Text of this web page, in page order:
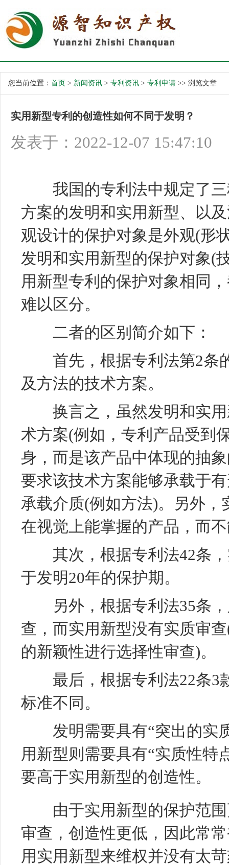
您当前位置： 首页 > 新闻资讯 > 专利资讯 > 专利申请 >> 浏览文章
实用新型专利的创造性如何不同于发明？
发表于：2022-12-07 15:47:10
我国的专利法中规定了三
方案的发明和实用新型、以
观设计的保护对象是外观(形
发明和实用新型的保护对象(
用新型专利 的保护对象相同
难以区分。
二者的区别简介如下：
首先，根据专利法第2条
及方法的技术方案。
换言之，虽然发明和实用
术方案(例如，专利产品受到
身，而是该产品中体现的抽
要求该技术方案能够承载于
承载介质(例如方法)。另外
在视觉上能掌握的产品，而
其次，根据专利法42条，
于发明20年的保护期。
另外，根据专利法35条，
查，而实用新型没有实质审
的新颖性进行选择性审查)。
最后，根据专利法22条3
标准不同。
发明需要具有“突出的实
用新型则需要具有“实质性特
要高于实用新型的创造性。
由于实用新型的保护范围
审查，创造性更低，因此常
用实用新型来维权并没有太